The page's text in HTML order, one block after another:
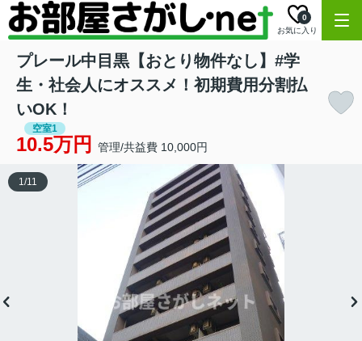
お気に入り
0
プレール中目黒【おとり物件なし】#学
生・社会人にオススメ！初期費用分割払
いOK！
空室1
10.5万円 管理/共益費 10,000円
1/11